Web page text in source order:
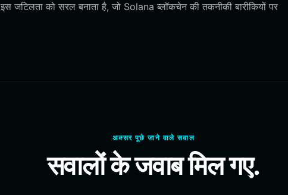
जटिलता को सरल बनाता है, जो Solana ब्लॉकचेन की तकनीकी बारीकियों पर
अक्सर पूछे जाने वाले सवाल
सवालों के जवाब मिल गए.